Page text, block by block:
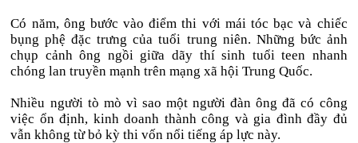
Có năm, ông bước vào điểm thi với mái tóc bạc và chiếc
bụng phệ đặc trưng của tuổi trung niên. Những bức ảnh
chụp cảnh ông ngồi giữa dãy thí sinh tuổi teen nhanh
chóng lan truyền mạnh trên mạng xã hội Trung Quốc.
Nhiều người tò mò vì sao một người đàn ông đã có công
việc ổn định, kinh doanh thành công và gia đình đầy đủ
vẫn không từ bỏ kỳ thi vốn nổi tiếng áp lực này.